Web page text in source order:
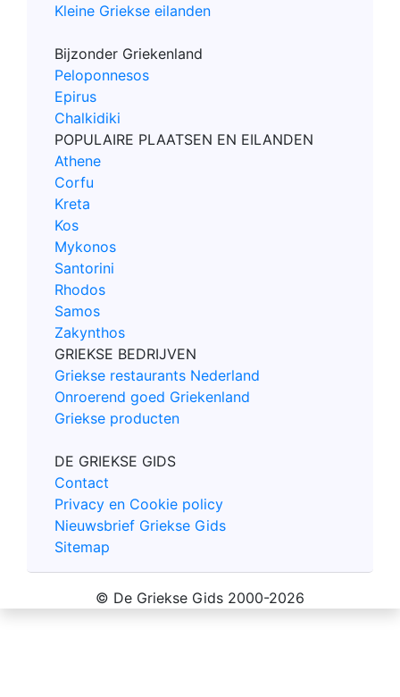
Kleine Griekse eilanden
Bijzonder Griekenland
Peloponnesos
Epirus
Chalkidiki
POPULAIRE PLAATSEN EN EILANDEN
Athene
Corfu
Kreta
Kos
Mykonos
Santorini
Rhodos
Samos
Zakynthos
GRIEKSE BEDRIJVEN
Griekse restaurants Nederland
Onroerend goed Griekenland
Griekse producten
DE GRIEKSE GIDS
Contact
Privacy en Cookie policy
Nieuwsbrief Griekse Gids
Sitemap
© De Griekse Gids 2000-2026